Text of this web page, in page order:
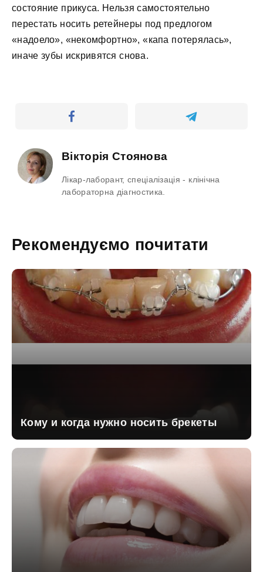
состояние прикуса. Нельзя самостоятельно
перестать носить ретейнеры под предлогом
«надоело», «некомфортно», «капа потерялась»,
иначе зубы искривятся снова.
Вікторія Стоянова
Лікар-лаборант, спеціалізація - клінічна
лабораторна діагностика.
Рекомендуємо почитати
Кому и когда нужно носить брекеты